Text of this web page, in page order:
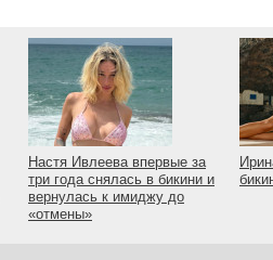
Настя Ивлеева впервые за
три года снялась в бикини и
вернулась к имиджу до
«отмены»